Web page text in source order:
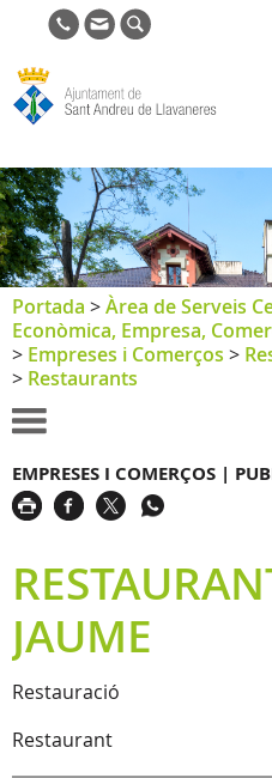
de Sant
Andreu de
Llavaneres
Portada >Àrea de Serveis
Econòmica, Empresa,
> Empreses i Comerços >
> Restaurants
EMPRESES I COMERÇOS |
JAUME
Restauració
Restaurant